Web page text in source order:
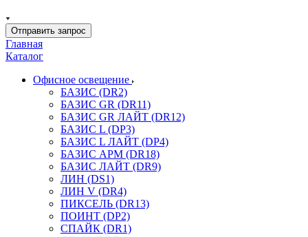
Отправить запрос
Главная
Каталог
Офисное освещение
БАЗИС (DR2)
БАЗИС GR (DR11)
БАЗИС GR ЛАЙТ (DR12)
БАЗИС L (DP3)
БАЗИС L ЛАЙТ (DP4)
БАЗИС АРМ (DR18)
БАЗИС ЛАЙТ (DR9)
ЛИН (DS1)
ЛИН V (DR4)
ПИКСЕЛЬ (DR13)
ПОИНТ (DP2)
СПАЙК (DR1)